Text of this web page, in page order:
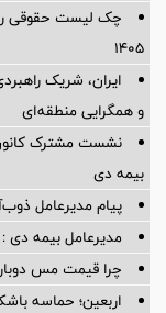
چک لیست حقوقی
۱۴۰۵
ایران، شریک
و همگرایی منطقه‌ای
نشست مشترک
بیمه دی
پیام مدیرعامل
مدیرعامل بیمه دی
چرا قیمت مس دوباره وارد
اربعین؛ حماسه